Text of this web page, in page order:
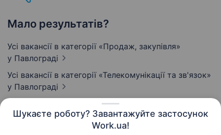
Шукаєте роботу? Завантажуйте застосунок
Work.ua!
Мало результатів?
Усі вакансії в категорії «Продаж, закупівля»
у Павлограді
Усі вакансії в категорії «Телекомунікації та зв'язок»
у Павлограді